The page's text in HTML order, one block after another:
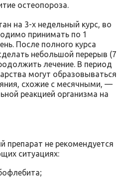
остеопороза.
на 3-х недельный курс, во
принимать по 1
После полного курса
небольшой перерыв (7
лечение. В период
могут образовываться
схожие с месячными, —
реакцией организма на
препарат не рекомендуется
ситуациях: